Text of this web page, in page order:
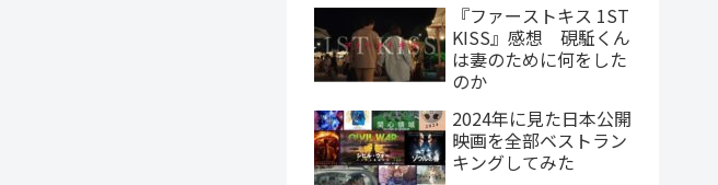
『ファーストキス 1ST
KISS』感想 硯駈くん
は妻のために何をした
のか
2024年に見た日本公開
映画を全部ベストラン
キングしてみた